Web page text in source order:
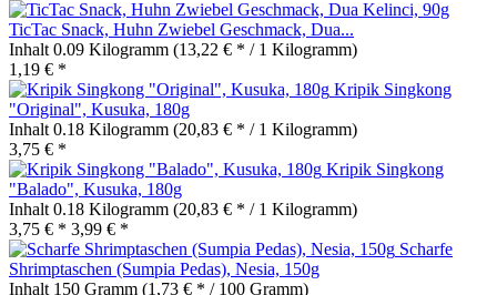
TicTac Snack, Huhn Zwiebel Geschmack, Dua...
Inhalt 0.09 Kilogramm (13,22 € * / 1 Kilogramm)
1,19 € *
Kripik Singkong
"Original", Kusuka, 180g
Inhalt 0.18 Kilogramm (20,83 € * / 1 Kilogramm)
3,75 € *
Kripik Singkong
"Balado", Kusuka, 180g
Inhalt 0.18 Kilogramm (20,83 € * / 1 Kilogramm)
3,75 € * 3,99 € *
Scharfe
Shrimptaschen (Sumpia Pedas), Nesia, 150g
Inhalt 150 Gramm (1,73 € * / 100 Gramm)